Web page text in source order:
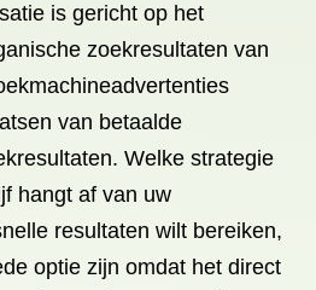
is gericht op het
zoekresultaten van
van betaalde
Welke strategie
hangt af van uw
resultaten wilt bereiken,
optie zijn omdat het direct